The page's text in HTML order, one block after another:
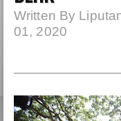
Written By
01, 2020